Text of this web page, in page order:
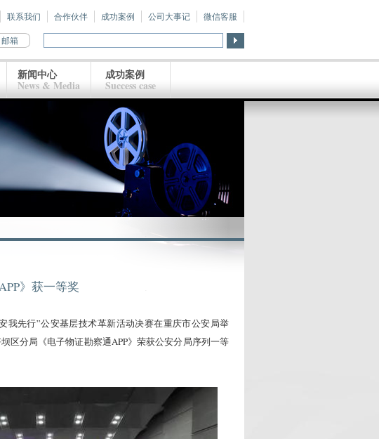
联系我们 合作伙伴 成功案例 公司大事记 微信客服
箱
新闻中心
News & Media
成功案例
Success case
》获一等奖
我先行”公安基层技术革新活动决赛在重庆市公安局举
区分局《电子物证勘察通APP》荣获公安分局序列一等